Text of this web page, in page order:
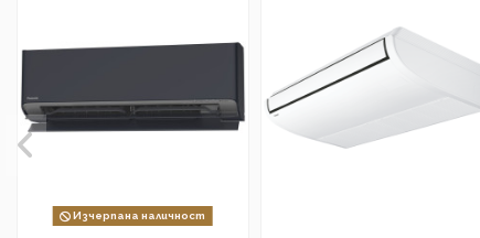
Изчерпана наличност